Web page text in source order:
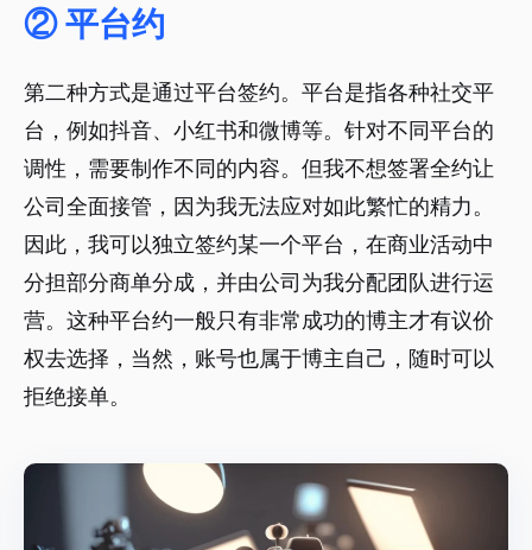
② 平台约
第二种方式是通过平台签约。平台是指各种社交平
台，例如抖音、小红书和微博等。针对不同平台的
调性，需要制作不同的内容。但我不想签署全约让
公司全面接管，因为我无法应对如此繁忙的精力。
因此，我可以独立签约某一个平台，在商业活动中
分担部分商单分成，并由公司为我分配团队进行运
营。这种平台约一般只有非常成功的博主才有议价
权去选择，当然，账号也属于博主自己，随时可以
拒绝接单。